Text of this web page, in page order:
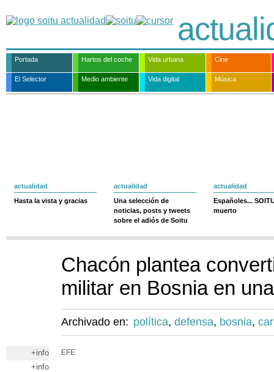
Portada Hartos del coche Vida urbana Cine
El Selector Medio ambiente Vida digital Música
actualidad
Hasta la vista y gracias
actualidad
Una selección de
noticias, posts y tweets
sobre el adiós de Soitu
actualidad
Españoles...
muerto
Chacón plantea
militar en Bosnia en
Archivado en: política, defensa, bosnia,
+info
+info
EFE